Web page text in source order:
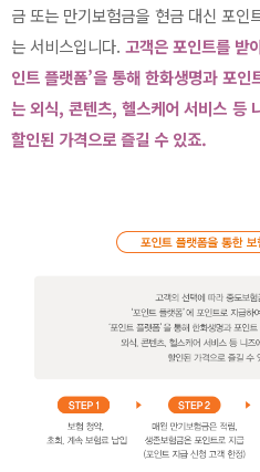
금 또는 만기보험금을 현금 대신 포인
는 서비스입니다.고객은 포인트를 받
인트 플랫폼’을 통해 한화생명과 포
는 외식, 콘텐츠, 헬스케어 서비스 등
할인된 가격으로 즐길 수 있죠.